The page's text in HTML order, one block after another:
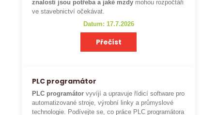
znalosti jsou potřeba a jaké mzdy mohou rozpočtáři
ve stavebnictví očekávat.
Datum: 17.7.2026
Přečíst
PLC programátor
PLC programátor vyvíjí a upravuje řídicí software pro
automatizované stroje, výrobní linky a průmyslové
technologie. Podívejte se, co práce PLC programátora